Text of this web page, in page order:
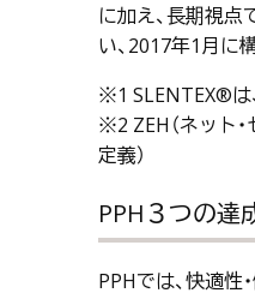
に加え、長期視
い、2017年1月に
※1 SLENTEX®は
※2 ZEH（ネット
定義）
PPH３つの達
PPHでは、快適性